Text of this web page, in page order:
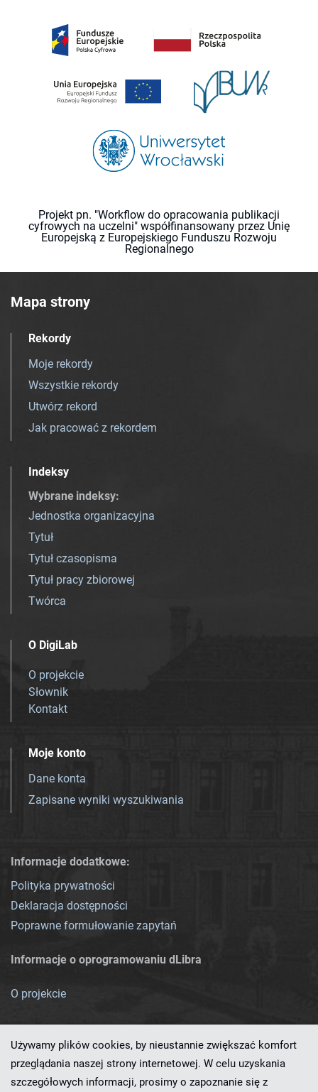
Projekt pn. "Workflow do opracowania publikacji
cyfrowych na uczelni" współfinansowany przez Unię
Europejską z Europejskiego Funduszu Rozwoju
Regionalnego
Mapa strony
Rekordy
Moje rekordy
Wszystkie rekordy
Utwórz rekord
Jak pracować z rekordem
Indeksy
Wybrane indeksy:
Jednostka organizacyjna
Tytuł
Tytuł czasopisma
Tytuł pracy zbiorowej
Twórca
O DigiLab
O projekcie
Słownik
Kontakt
Moje konto
Dane konta
Zapisane wyniki wyszukiwania
Informacje dodatkowe:
Polityka prywatności
Deklaracja dostępności
Poprawne formułowanie zapytań
Informacje o oprogramowaniu dLibra
O projekcie
Używamy plików cookies, by nieustannie zwiększać komfort
przeglądania naszej strony internetowej. W celu uzyskania
szczegółowych informacji, prosimy o zapoznanie się z